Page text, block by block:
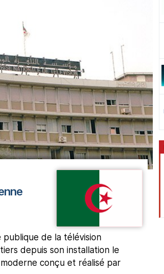
de la télévision
depuis son installation le
conçu et réalisé par